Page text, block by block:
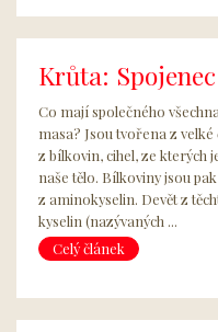
Krůta:
Co mají společného
masa? Jsou tvořena z velké
z bílkovin, cihel, ze kterých
naše tělo. Bílkoviny jsou
z aminokyselin. Devět z
kyselin (nazývaných ...
Celý článek